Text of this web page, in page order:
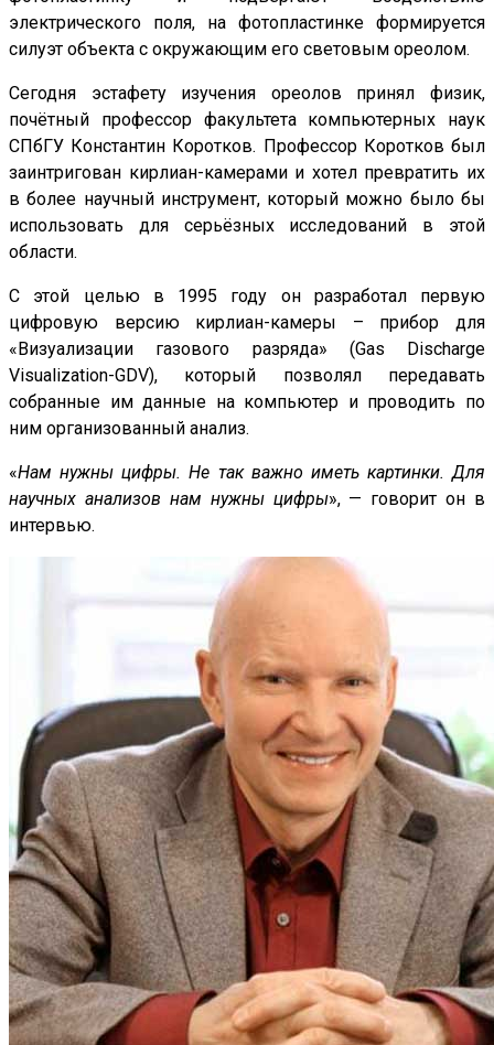
электрического поля, на фотопластинке формируется
силуэт объекта с окружающим его световым ореолом.
Сегодня эстафету изучения ореолов принял физик,
почётный профессор факультета компьютерных наук
СПбГУ Константин Коротков. Профессор Коротков был
заинтригован кирлиан-камерами и хотел превратить их
в более научный инструмент, который можно было бы
использовать для серьёзных исследований в этой
области.
С этой целью в 1995 году он разработал первую
цифровую версию кирлиан-камеры – прибор для
«Визуализации газового разряда» (Gas Discharge
Visualization-GDV), который позволял передавать
собранные им данные на компьютер и проводить по
ним организованный анализ.
«Нам нужны цифры. Не так важно иметь картинки. Для
научных анализов нам нужны цифры», — говорит он в
интервью.